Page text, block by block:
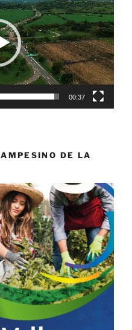
00:37
DE LA